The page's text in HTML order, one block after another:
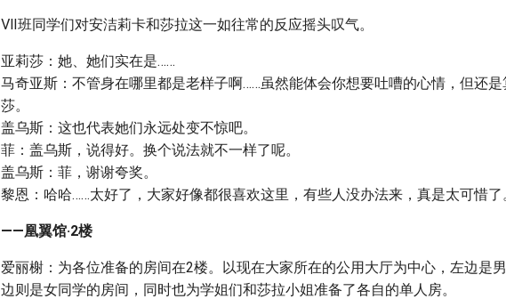
Ⅶ班同学们对安洁莉卡和莎拉这一如往常的反应摇头叹气。
亚莉莎：她、她们实在是……
马奇亚斯：不管身在哪里都是老样子啊……虽然能体会你想要吐嘈的心情，但还
莎。
盖乌斯：这也代表她们永远处变不惊吧。
菲：盖乌斯，说得好。换个说法就不一样了呢。
盖乌斯：菲，谢谢夸奖。
黎恩：哈哈……太好了，大家好像都很喜欢这里，有些人没办法来，真是太可惜了
——凰翼馆·2楼
爱丽榭：为各位准备的房间在2楼。以现在大家所在的公用大厅为中心，左边是
边则是女同学的房间，同时也为学姐们和莎拉小姐准备了各自的单人房。